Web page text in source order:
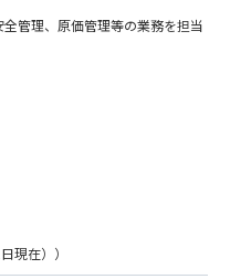
管理、原価管理等の業務を担当
に現場事務所を設置します）
⼤規模なものが多く、⼯期とし
現在））